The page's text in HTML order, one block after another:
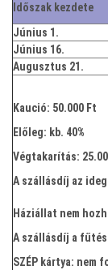
Időszak kezdete
Június 1.
Június 16.
Augusztus 21.
Kaució: 50.000 Ft
Előleg: kb. 40%
Végtakarítás:
A szállásdíj az
Háziállat nem
A szállásdíj a
SZÉP kártya: nem